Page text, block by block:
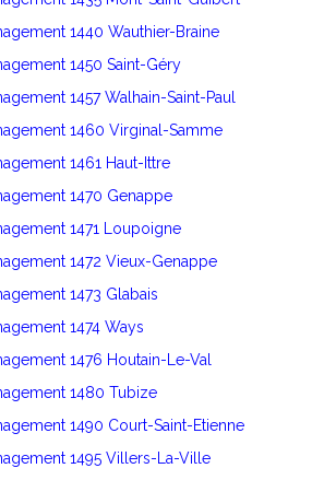
1440 Wauthier-Braine
1450 Saint-Géry
1457 Walhain-Saint-Paul
1460 Virginal-Samme
1461 Haut-Ittre
1470 Genappe
1471 Loupoigne
1472 Vieux-Genappe
1473 Glabais
1474 Ways
1476 Houtain-Le-Val
1480 Tubize
1490 Court-Saint-Etienne
1495 Villers-La-Ville